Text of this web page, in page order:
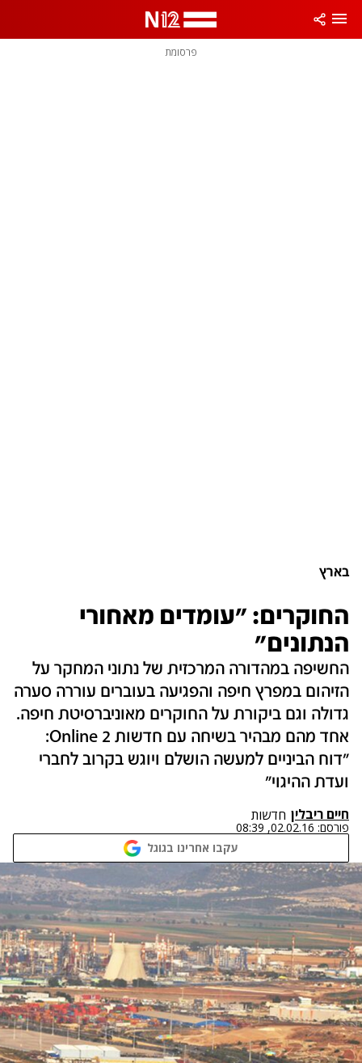
פרסומת
בארץ
החוקרים: "עומדים מאחורי
הנתונים"
החשיפה במהדורה המרכזית של נתוני המחקר על
הזיהום במפרץ חיפה והפגיעה בעוברים עוררה סערה
גדולה וגם ביקורת על החוקרים מאוניברסיטת חיפה.
אחד מהם מבהיר בשיחה עם חדשות 2 Online:
"דוח הביניים למעשה הושלם ויוגש בקרוב לחברי
ועדת ההיגוי"
חיים ריבלין חדשות
פורסם: 02.02.16, 08:39
עקבו אחרינו בגוגל